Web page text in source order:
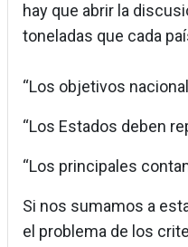
hay que abrir la
toneladas que cada
“Los objetivos
“Los Estados deben
“Los principales
Si nos sumamos a
el problema de los